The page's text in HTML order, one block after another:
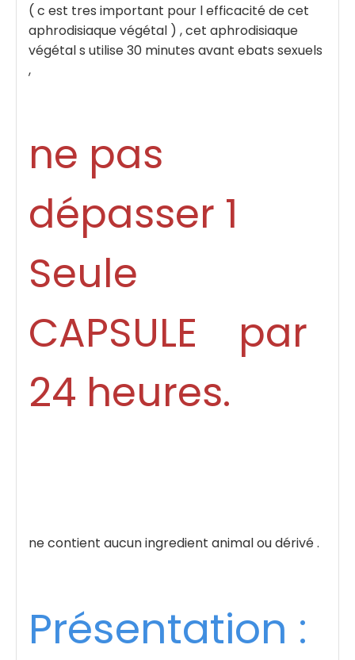
( c est tres important pour l efficacité de cet
aphrodisiaque végétal ) , cet aphrodisiaque
végétal s utilise 30 minutes avant ebats sexuels
,
ne pas
dépasser 1
Seule
CAPSULE par
24 heures.
ne contient aucun ingredient animal ou dérivé .
Présentation :